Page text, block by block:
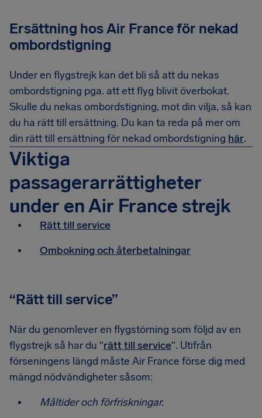
Ersättning hos Air France för nekad
ombordstigning
Under en flygstrejk kan det bli så att du nekas
ombordstigning pga. att ett flyg blivit överbokat.
Skulle du nekas ombordstigning, mot din vilja, så kan
du ha rätt till ersättning. Du kan ta reda på mer om
din rätt till ersättning för nekad ombordstigning här.
Viktiga
passagerarrättigheter
under en Air France strejk
Rätt till service
Ombokning och återbetalningar
“Rätt till service”
När du genomlever en flygstörning som följd av en
flygstrejk så har du “rätt till service“. Utifrån
förseningens längd måste Air France förse dig med
mängd nödvändigheter såsom:
Måltider och förfriskningar.